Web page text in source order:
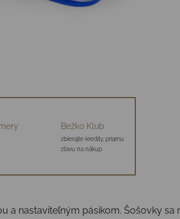
Bežko Klub
zbierajte kredity, priamu
zľavu na nákup
a nastaviteľným pásikom. Šošovky sa